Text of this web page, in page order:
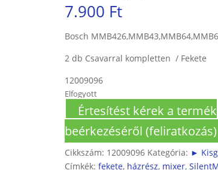
7.900 Ft
Bosch
2 db Csavarral kompletten / Fekete
12009096
Elfogyott
Értesítést kérek a termék
beérkezéséről (feliratkozás)
Cikkszám: 12009096 Kategória: ►
Címkék:fekete, házrész, mixer,